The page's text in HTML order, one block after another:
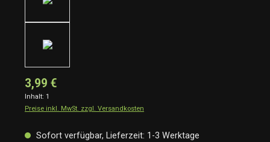
3,99 €
Inhalt: 1
Preise inkl. MwSt. zzgl. Versandkosten
Sofort verfügbar, Lieferzeit: 1-3 Werktage